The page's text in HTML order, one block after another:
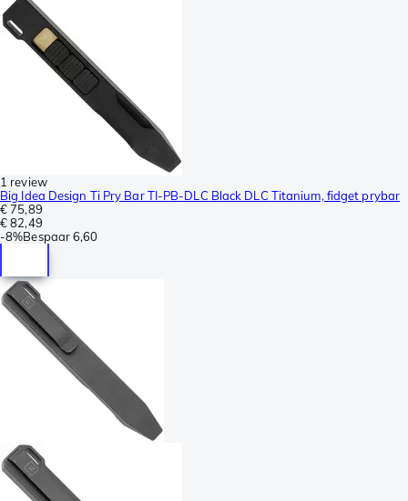
1 review
Big Idea Design Ti Pry Bar TI-PB-DLC Black DLC Titanium, fidget prybar
€ 75,89
€ 82,49
-8%Bespaar6,60